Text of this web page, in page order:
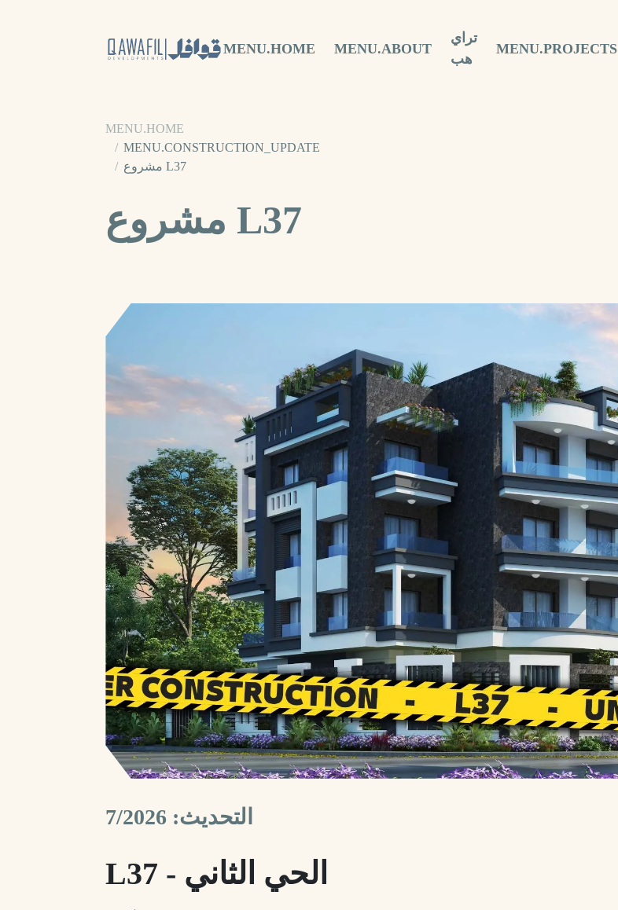
MENU.HOME MENU.ABOUT
تراي
هب
MENU.PROJECTS
MENU.HOME
MENU.CONSTRUCTION_UPDATE
مشروع L37
مشروع L37
التحديث: 7/2026
L37 - الحي الثاني